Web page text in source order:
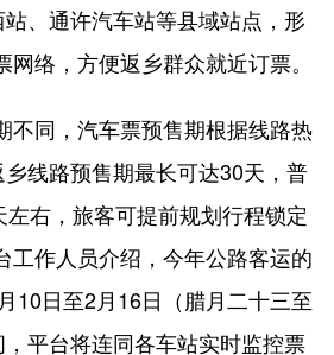
辽宁 吉林
江苏 浙江
河南 湖北
广东 广西
重庆 四川
云南 西藏
、通许汽车站等县域站点，形
网络，方便返乡群众就近订票。
同，汽车票预售期根据线路热
线路预售期最长可达30天，普
右，旅客可提前规划行程锁定
工作人员介绍，今年公路客运的
10日至2月16日（腊月二十三至
平台将连同各车站实时监控票